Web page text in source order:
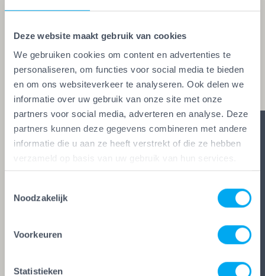
Deze website maakt gebruik van cookies
We gebruiken cookies om content en advertenties te
personaliseren, om functies voor social media te bieden
en om ons websiteverkeer te analyseren. Ook delen we
informatie over uw gebruik van onze site met onze
partners voor social media, adverteren en analyse. Deze
partners kunnen deze gegevens combineren met andere
informatie die u aan ze heeft verstrekt of die ze hebben
verzameld op basis van uw gebruik van hun services.
Noodzakelijk
Voorkeuren
Statistieken
kwaliteitskeurmerk voor schilders, behangers,
aan de strengste kwaliteitseisen voldoet, mag het
keurmerk voeren. Zo ben je zeker van vakwerk,
duidelijke afspraken en zes glasheldere garanties.